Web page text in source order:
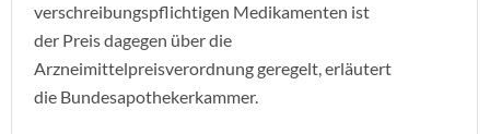
verschreibungspflichtigen Medikamenten ist
der Preis dagegen über die
Arzneimittelpreisverordnung geregelt, erläutert
die Bundesapothekerkammer.